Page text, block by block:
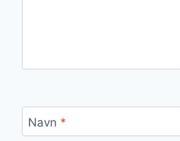
Navn *